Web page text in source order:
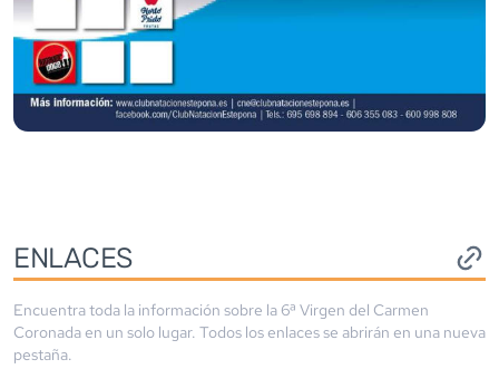
ENLACES
Encuentra toda la información sobre la 6ª Virgen del Carmen
Coronada en un solo lugar. Todos los enlaces se abrirán en una nueva
pestaña.